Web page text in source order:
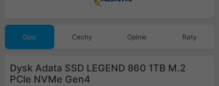
Opis Cechy Opinie Raty
Dysk Adata SSD LEGEND 860 1TB M.2
PCIe NVMe Gen4